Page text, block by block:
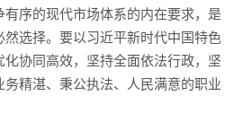
序的现代市场体系的内在要求，是
选择。要以习近平新时代中国特色
协同高效，坚持全面依法行政，坚
精湛、秉公执法、人民满意的职业